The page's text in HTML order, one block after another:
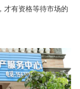
才有资格等待市场的